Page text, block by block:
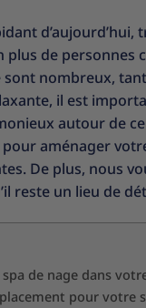
d’aujourd’hui,
de personnes
nombreux,
il est
autour de
aménager
De plus, nous
reste un lieu de
spa de nage dans
pour votre